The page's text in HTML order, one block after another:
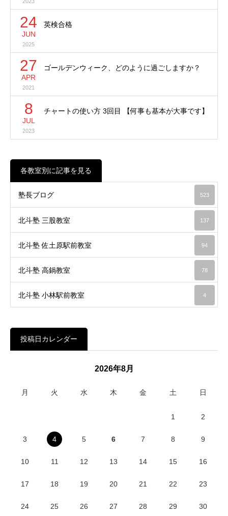
24
JUN
2025
英検合格
27
APR
2021
ゴールデンウィーク、どのように過ごしますか？
8
JUL
2023
チャートの使い方 3回目 【何事も基本が大事です】
各教室別に記事を見る
塾長ブログ 523
北斗塾 三股教室 137
北斗塾 佐土原駅前教室 94
北斗塾 高鍋教室 78
北斗塾 小林駅前教室 4
投稿日カレンダー
2026年8月
月 火 水 木 金 土 日
1 2
3 4 5 6 7 8 9
10 11 12 13 14 15 16
17 18 19 20 21 22 23
24 25 26 27 28 29 30